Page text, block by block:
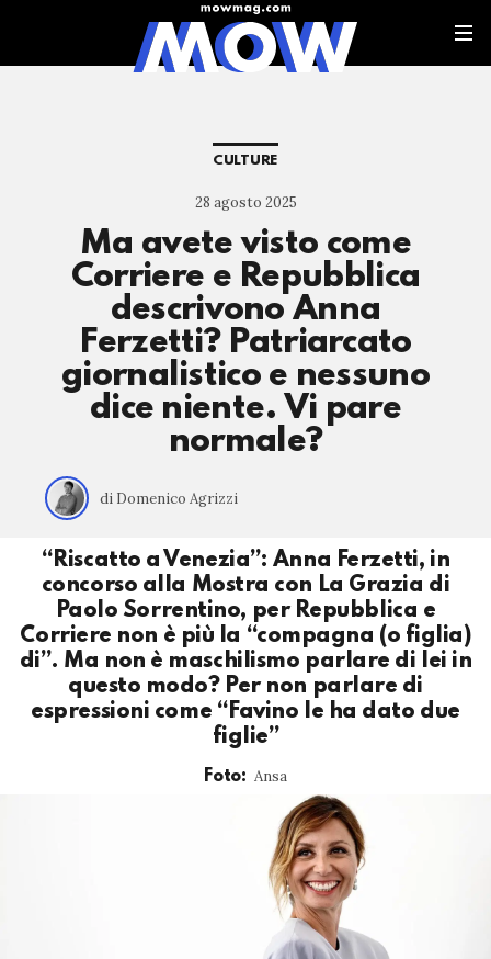
CULTURE
28 agosto 2025
Ma avete visto come
Corriere e Repubblica
descrivono Anna
Ferzetti? Patriarcato
giornalistico e nessuno
dice niente. Vi pare
normale?
di Domenico Agrizzi
“Riscatto a Venezia”: Anna Ferzetti, in
concorso alla Mostra con La Grazia di
Paolo Sorrentino, per Repubblica e
Corriere non è più la “compagna (o figlia)
di”. Ma non è maschilismo parlare di lei in
questo modo? Per non parlare di
espressioni come “Favino le ha dato due
figlie”
Foto: Ansa